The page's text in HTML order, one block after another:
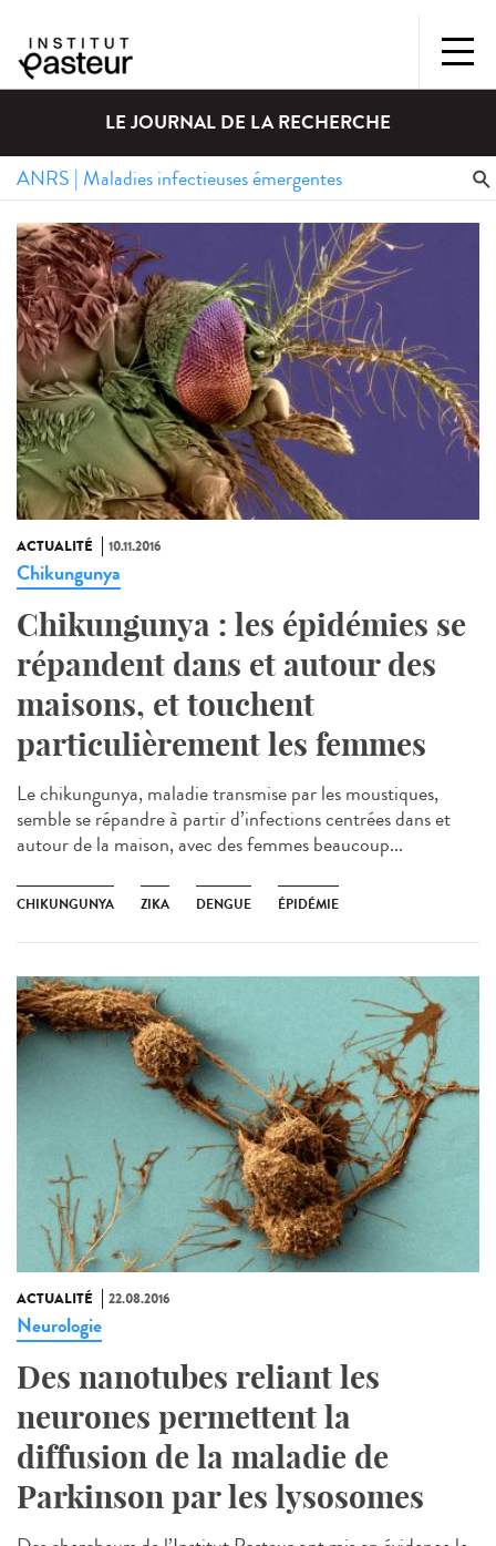
LE JOURNAL DE LA RECHERCHE
ACTUALITÉ 10.11.2016
Chikungunya
Chikungunya : les épidémies se
répandent dans et autour des
maisons, et touchent
particulièrement les femmes
Le chikungunya, maladie transmise par les moustiques,
semble se répandre à partir d’infections centrées dans et
autour de la maison, avec des femmes beaucoup...
CHIKUNGUNYA ZIKA DENGUE ÉPIDÉMIE
ACTUALITÉ 22.08.2016
Neurologie
Des nanotubes reliant les
neurones permettent la
diffusion de la maladie de
Parkinson par les lysosomes